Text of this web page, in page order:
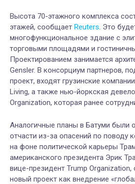
Высота 70-этажного комплекса
этажей, сообщает Reuters . Это
многофункциональное здание с
торговыми площадями и
Проектированием занимается
Gensler. В консорциум партнеров,
проект, входят грузинские
Living, а также нью-йоркская
Organization, которая ранее
Аналогичные планы в Батуми были
отчасти из-за опасений по поводу
на фоне политической карьеры
американского президента Эрик
вице-президент Trump Organization,
новый проект как внедрение